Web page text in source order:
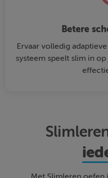
Betere
Ervaar volledig
systeem speelt slim in